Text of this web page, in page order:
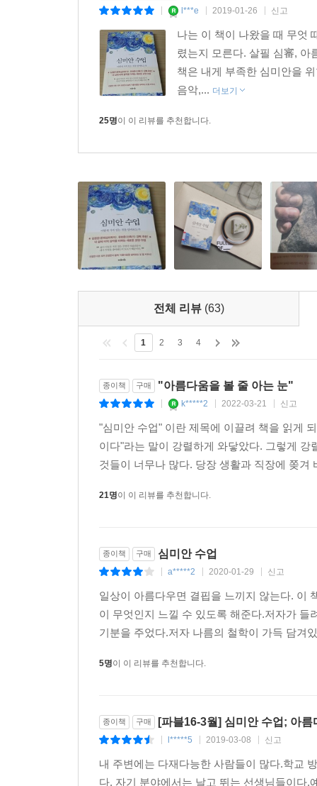
l***e 2019-01-26 신고
나는 이 책이 나왔을 때 무엇
렸는지 모른다. 살필 심審, 아
책은 내게 부족한 심미안을
음악,... 더보기
25명이 이 리뷰를 추천합니다.
전체 리뷰 (63)
1 2 3 4
종이책 구매 "아름다움을 볼 줄 아는 눈"
k*****2 2022-03-21 신고
"심미안 수업" 이란 제목에 이끌려 책을 읽게
이다"라는 말이 강렬하게 와닿았다. 그렇게
것들이 너무나 많다. 당장 생활과 직장에 쫒
21명이 이 리뷰를 추천합니다.
종이책 구매 심미안 수업
a*****2 2020-01-29 신고
일상이 아름다우면 결핍을 느끼지 않는다. 이
이 무엇인지 느낄 수 있도록 해준다.저자가
기분을 주었다.저자 나름의 철학이 가득 담겨
5명이 이 리뷰를 추천합니다.
종이책 구매 [파블16-3월] 심미안 수업; 아
l*****5 2019-03-08 신고
내 주변에는 다재다능한 사람들이 많다.학교
다. 자기 분야에서는 날고 뛰는 선생님들이다